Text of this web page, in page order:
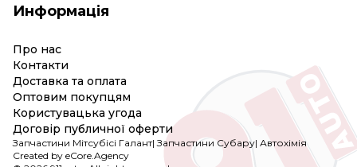
Информація
Про нас
Контакти
Доставка та оплата
Оптовим покупцям
Користувацька угода
Договір публичної оферти
Created by eCore.Agency
Запчастини Мітсубісі Галант|Запчастини Субару| Автохімія